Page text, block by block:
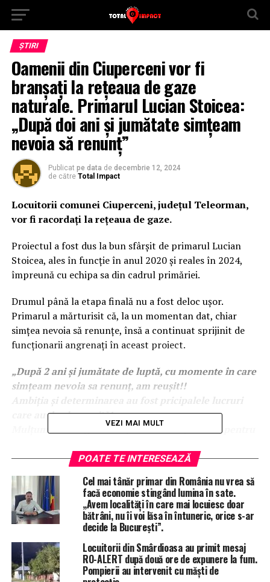
ȘTIRI
Oamenii din Ciuperceni vor fi
branșați la rețeaua de gaze
naturale. Primarul Lucian Stoicea:
„După doi ani și jumătate simțeam
nevoia să renunț”
Publicat pe data de decembrie 12, 2024
de către Total Impact
Locuitorii comunei Ciuperceni, județul Teleorman,
vor fi racordați la rețeaua de gaze.
Proiectul a fost dus la bun sfârșit de primarul Lucian
Stoicea, ales în funcție în anul 2020 și reales în 2024,
împreună cu echipa sa din cadrul primăriei.
Drumul până la etapa finală nu a fost deloc ușor.
Primarul a mărturisit că, la un momentan dat, chiar
simțea nevoia să renunțe, însă a continuat sprijinit de
funcționarii angrenați în aceast proiect.
„După 2 ani și jumătate de luptă, cu momente în care
simțeam nevoia sa renunț, am reușit!!
Ambiția și determinarea au fost pricipalele lucruri
care au dus la reușită!
Mulțumesc colegilor din primăria Ciuperceni, pentru
De azi putem spune ca locuitorii din satele
Ciuperceni și Poiana vor avea rețeaua de distribuție a
gazelor naturale la poarta!!”, a transmis Lucian
Stoicea, primarul comunei Ciuperceni.
VEZI MAI MULT
POATE TE INTERESEAZĂ
Cel mai tânăr primar din România nu vrea să
facă economie stingând lumina în sate.
„Avem localități în care mai locuiesc doar
bătrâni, nu îi voi lăsa în întuneric, orice s-ar
decide la București”.
Locuitorii din Smârdioasa au primit mesaj
RO-ALERT după două ore de expunere la fum.
Pompierii au intervenit cu măști de